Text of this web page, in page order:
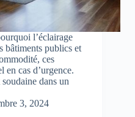
l’éclairage
bâtiments publics et
ces
en cas d’urgence.
dans un
3, 2024